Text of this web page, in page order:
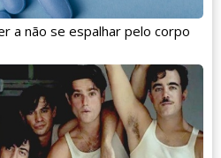
a não se espalhar pelo corpo